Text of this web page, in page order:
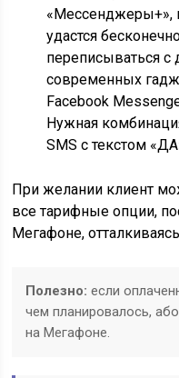
«Мессенджеры+»,
удастся
переписываться
современных
Facebook
Нужная
SMS с текстом
При желании клиент
все тарифные опции,
Мегафоне,
Полезно: если
чем планировалось,
на Мегафоне.